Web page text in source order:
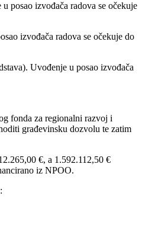
posao izvođača radova se očekuje
izvođača radova se očekuje do
Uvođenje u posao izvođača
fonda za regionalni razvoj i
građevinsku dozvolu te zatim
€, a 1.592.112,50 €
iz NPOO.